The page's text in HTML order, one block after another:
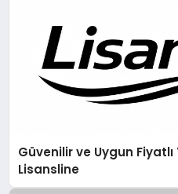
Güvenilir ve Uygun Fiyatlı
Lisansline